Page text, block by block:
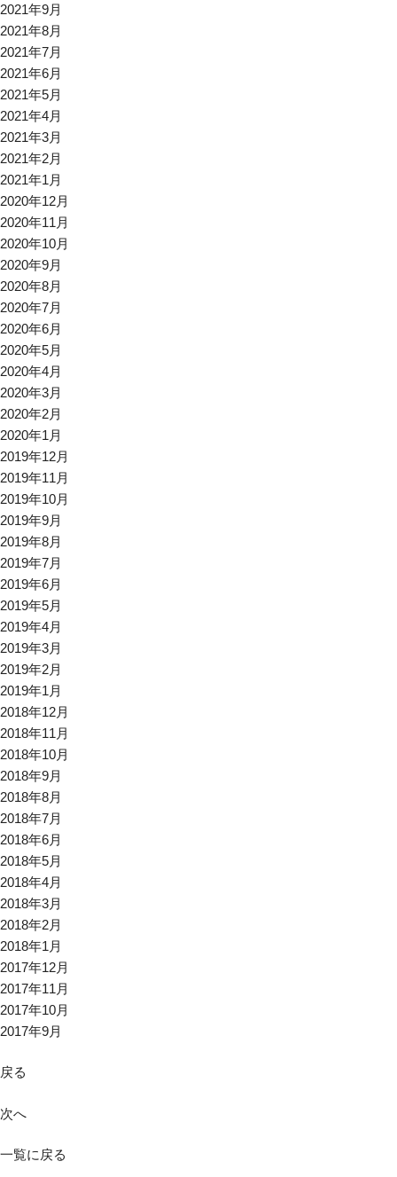
2021年9月
2021年8月
2021年7月
2021年6月
2021年5月
2021年4月
2021年3月
2021年2月
2021年1月
2020年12月
2020年11月
2020年10月
2020年9月
2020年8月
2020年7月
2020年6月
2020年5月
2020年4月
2020年3月
2020年2月
2020年1月
2019年12月
2019年11月
2019年10月
2019年9月
2019年8月
2019年7月
2019年6月
2019年5月
2019年4月
2019年3月
2019年2月
2019年1月
2018年12月
2018年11月
2018年10月
2018年9月
2018年8月
2018年7月
2018年6月
2018年5月
2018年4月
2018年3月
2018年2月
2018年1月
2017年12月
2017年11月
2017年10月
2017年9月
戻る
次へ
一覧に戻る